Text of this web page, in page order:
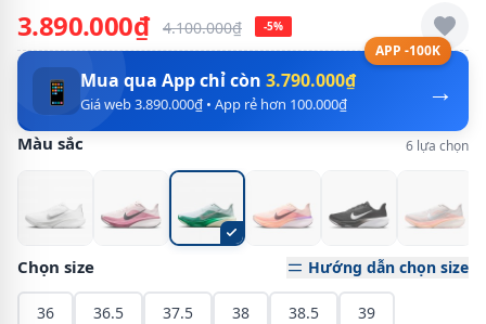
3.890.000₫ 4.100.000₫ -5%
APP -100K
→
📱 Mua qua App chỉ còn 3.790.000₫
Giá web 3.890.000₫ • App rẻ hơn 100.000₫
Màu sắc 6 lựa chọn
Chọn size Hướng dẫn chọn size
36 36.5 37.5 38 38.5 39